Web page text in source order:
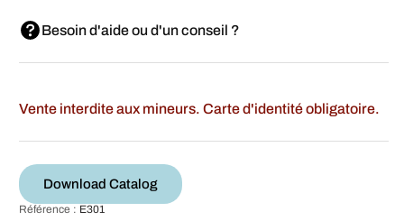
Besoin d'aide ou d'un conseil ?
Vente interdite aux mineurs. Carte d'identité obligatoire.
Download Catalog
Référence : E301